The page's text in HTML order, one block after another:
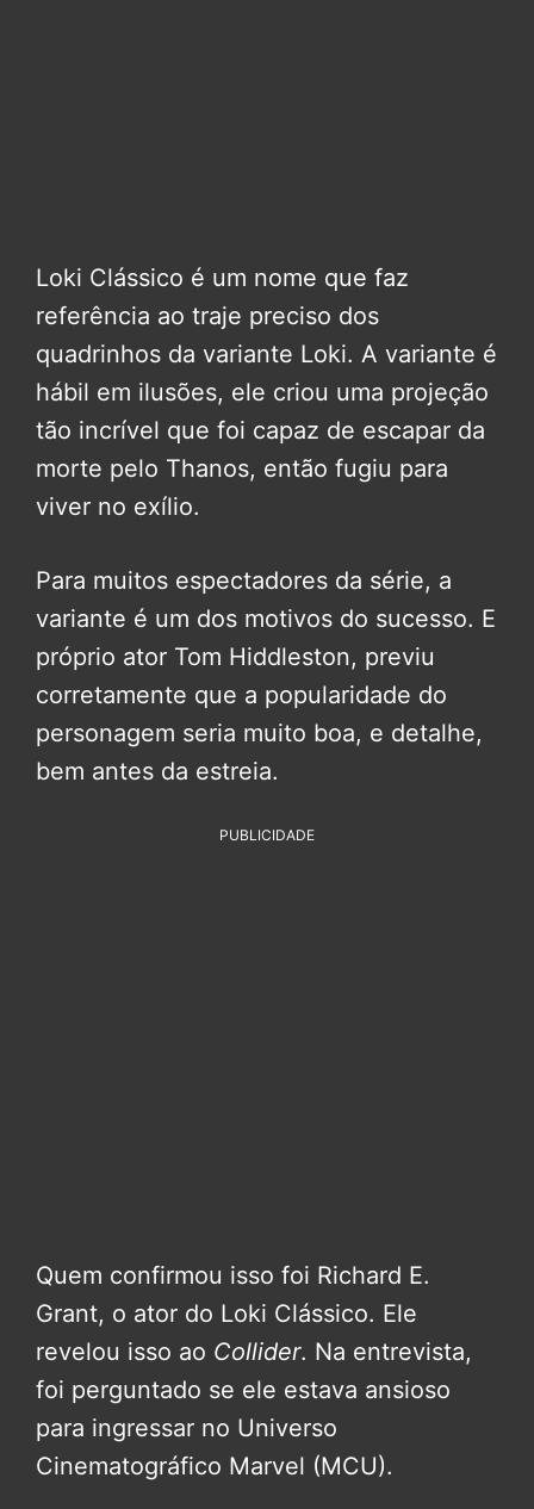
Loki Clássico é um nome que faz
referência ao traje preciso dos
quadrinhos da variante Loki. A variante é
hábil em ilusões, ele criou uma projeção
tão incrível que foi capaz de escapar da
morte pelo Thanos, então fugiu para
viver no exílio.
Para muitos espectadores da série, a
variante é um dos motivos do sucesso. E
próprio ator Tom Hiddleston, previu
corretamente que a popularidade do
personagem seria muito boa, e detalhe,
bem antes da estreia.
PUBLICIDADE
Quem confirmou isso foi Richard E.
Grant, o ator do Loki Clássico. Ele
revelou isso ao Collider. Na entrevista,
foi perguntado se ele estava ansioso
para ingressar no Universo
Cinematográfico Marvel (MCU).